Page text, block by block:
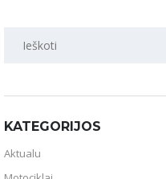
PAIEŠKA
KATEGORIJOS
Aktualu